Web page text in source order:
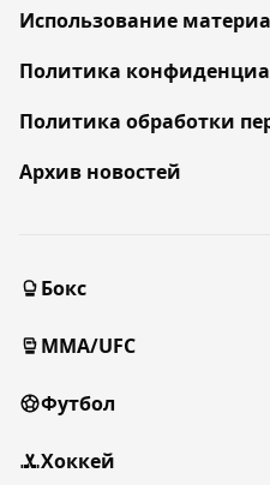
Использование
Политика
Политика обработки
Архив новостей
Бокс
MMA/UFC
Футбол
Хоккей